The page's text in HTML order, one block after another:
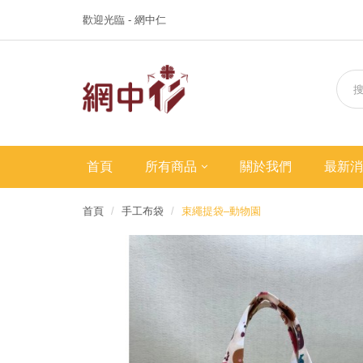
歡迎光臨 - 網中仁
首頁 所有商品 關於我們 最新
首頁 手工布袋 束繩提袋–動物園